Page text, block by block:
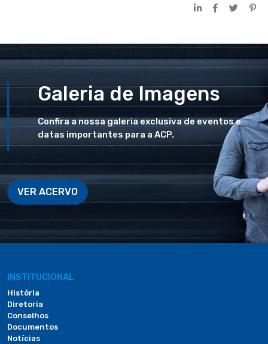
Galeria de Imagens
Confira a nossa galeria exclusiva de eventos e
datas importantes para a ACP.
VER ACERVO
INSTITUCIONAL
História
Diretoria
Conselhos
Documentos
Notícias